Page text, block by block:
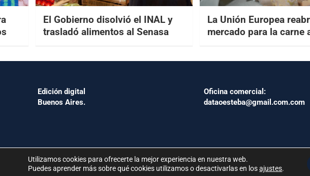
El Gobierno disolvió el INAL y
trasladó alimentos al Senasa
La Unión Europea
mercado para la carne
Edición digital
Buenos Aires.
Oficina comercial:
dataoesteba@gmail.com.com
reservados.
Utilizamos cookies para ofrecerte la mejor experiencia en nuestra web.
Puedes aprender más sobre qué cookies utilizamos o desactivarlas en losajustes.